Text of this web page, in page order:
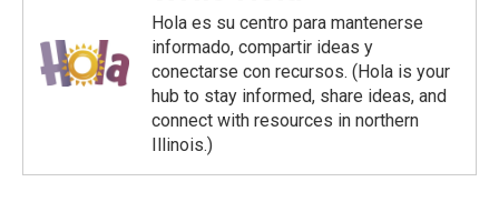
Hola es su centro para mantenerse
informado, compartir ideas y
conectarse con recursos. (Hola is your
hub to stay informed, share ideas, and
connect with resources in northern
Illinois.)